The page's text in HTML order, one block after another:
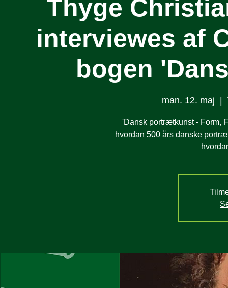
Thyge
interviewes af
bogen
man. 12. maj
'Dansk portrætkunst - Form,
hvordan 500 års danske